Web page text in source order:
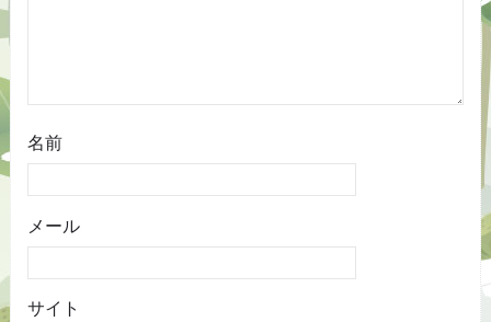
名前
メール
サイト